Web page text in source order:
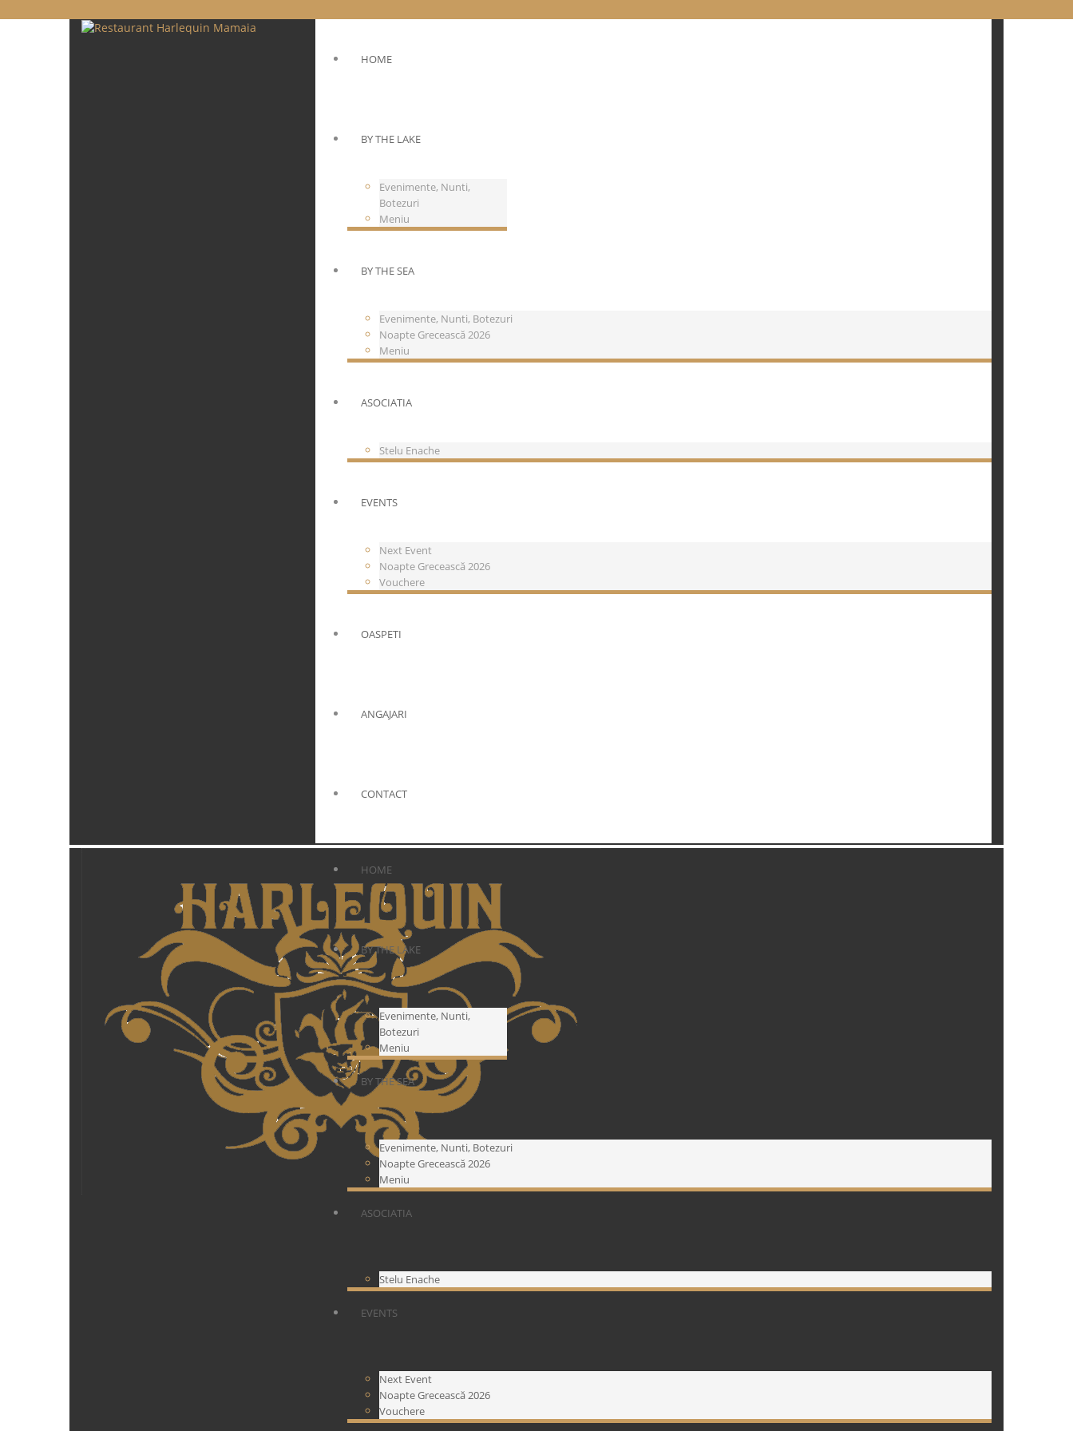
HOME
BY THE LAKE
Evenimente, Nunti,
Botezuri
Meniu
BY THE SEA
Evenimente, Nunti, Botezuri
Noapte Grecească 2026
Meniu
ASOCIATIA
Stelu Enache
EVENTS
Next Event
Noapte Grecească 2026
Vouchere
OASPETI
ANGAJARI
CONTACT
HOME
BY THE LAKE
Evenimente, Nunti,
Botezuri
Meniu
BY THE SEA
Evenimente, Nunti, Botezuri
Noapte Grecească 2026
Meniu
ASOCIATIA
Stelu Enache
EVENTS
Next Event
Noapte Grecească 2026
Vouchere